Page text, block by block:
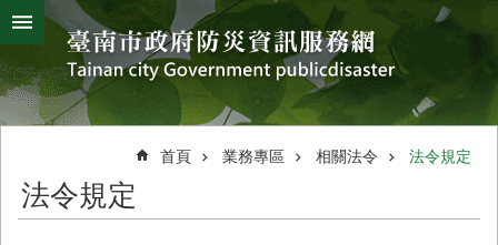
跳到主要內容區塊
搜
尋
進
階
搜
熱
字
颱
風
災
害
首頁 業務專區 相關法令 法令規定
法令規定